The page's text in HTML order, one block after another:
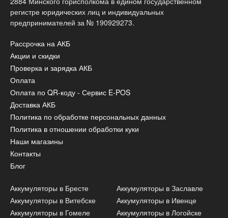
регистре юридических лиц и индивидуальных
предпринимателей за № 190929273.
Рассрочка на АКБ
Акции и скидки
Проверка и зарядка АКБ
Оплата
Оплата по QR-коду - Сервис E-POS
Доставка АКБ
Политика по обработке персональных данных
Политика в отношении обработки куки
Наши магазины
Контакты
Блог
Аккумуляторы в Бресте
Аккумуляторы в Витебске
Аккумуляторы в Гомеле
Аккумуляторы в Заславле
Аккумуляторы в Ивенце
Аккумуляторы в Логойске